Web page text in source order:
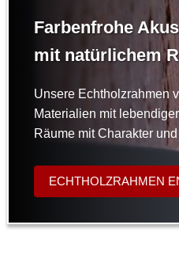
Farbenfrohe
mit natürlichem
Unsere Echtholzrahmen
Materialien mit
Räume mit Charakter
ECHTHOLZRAHMEN